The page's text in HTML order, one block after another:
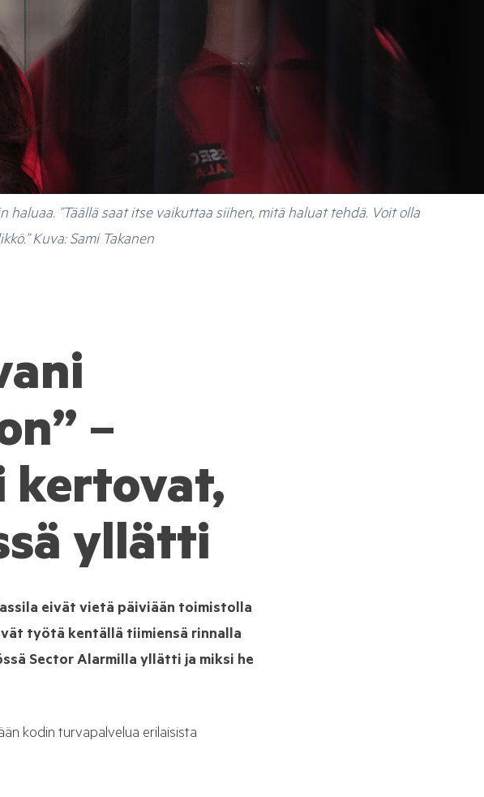
”Täällä saat itse vaikuttaa siihen, mitä haluat tehdä. Voit olla
Kuva: Sami Takanen
–
kertovat,
yllätti
eivät vietä päiviään toimistolla
työtä kentällä tiimiensä rinnalla
Sector Alarmilla yllätti ja miksi he
kodin turvapalvelua erilaisista